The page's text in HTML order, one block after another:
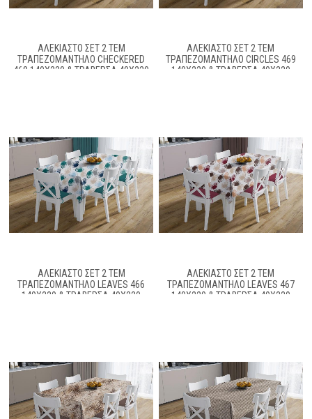
ΑΛΈΚΙΑΣΤΟ ΣΕΤ 2 ΤΕΜ
ΤΡΑΠΕΖΟΜΆΝΤΗΛΟ CHECKERED
468 140X220 & ΤΡΑΒΈΡΣΑ 40X220
ΑΛΈΚΙΑΣΤΟ ΣΕΤ 2 ΤΕΜ
ΤΡΑΠΕΖΟΜΆΝΤΗΛΟ CIRCLES 469
140X220 & ΤΡΑΒΈΡΣΑ 40X220
ΑΛΈΚΙΑΣΤΟ ΣΕΤ 2 ΤΕΜ
ΤΡΑΠΕΖΟΜΆΝΤΗΛΟ LEAVES 466
140X220 & ΤΡΑΒΈΡΣΑ 40X220
ΑΛΈΚΙΑΣΤΟ ΣΕΤ 2 ΤΕΜ
ΤΡΑΠΕΖΟΜΆΝΤΗΛΟ LEAVES 467
140X220 & ΤΡΑΒΈΡΣΑ 40X220